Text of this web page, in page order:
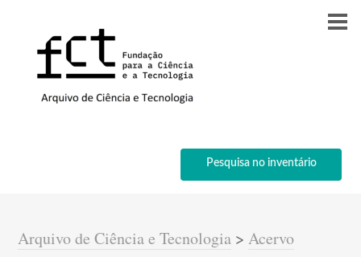
Pesquisa no inventário
Arquivo de Ciência e Tecnologia >Acervo